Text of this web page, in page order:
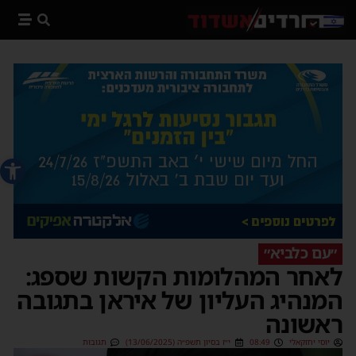
פתח
״עם כלביא״
לאחר המהלומות הקשות שספג:
המנהיג העליון של איראן בתגובה
ראשונה
יוסי יחזקאלי 08:49 י״ז בסיון תשפ״ה (13/06/2025) תגובות